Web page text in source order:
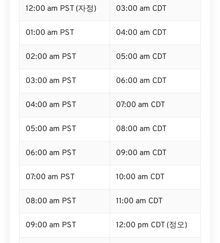
12:00 am PST (자정) 03:00 am CDT
01:00 am PST 04:00 am CDT
02:00 am PST 05:00 am CDT
03:00 am PST 06:00 am CDT
04:00 am PST 07:00 am CDT
05:00 am PST 08:00 am CDT
06:00 am PST 09:00 am CDT
07:00 am PST 10:00 am CDT
08:00 am PST 11:00 am CDT
09:00 am PST 12:00 pm CDT (정오)